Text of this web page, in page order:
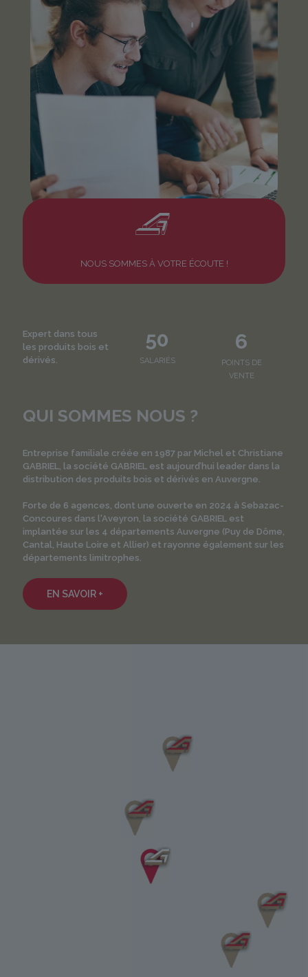
QUI SOMMES NOUS ?
Entreprise familiale créée en 1987 par Michel et Christiane
GABRIEL, la société GABRIEL est aujourd’hui leader dans la
distribution des produits bois et dérivés en Auvergne.
Forte de 6 agences, dont une ouverte en 2024 à Sebazac-
Concoures dans l'Aveyron, la société GABRIEL est
implantée sur les 4 départements Auvergne (Puy de Dôme,
Cantal, Haute Loire et Allier) et rayonne également sur les
départements limitrophes.
EN SAVOIR +
NOUS SOMMES À VOTRE ÉCOUTE !
Expert dans tous
les produits bois et
dérivés.
50
SALARIÉS
6
POINTS DE
VENTE